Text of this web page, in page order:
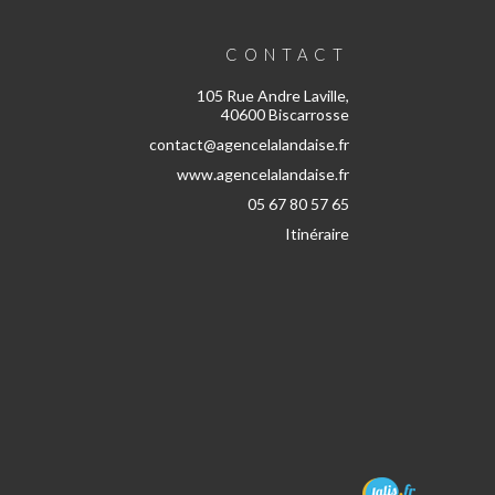
CONTACT
105 Rue Andre Laville,
40600 Biscarrosse
contact@agencelalandaise.fr
www.agencelalandaise.fr
05 67 80 57 65
Itinéraire